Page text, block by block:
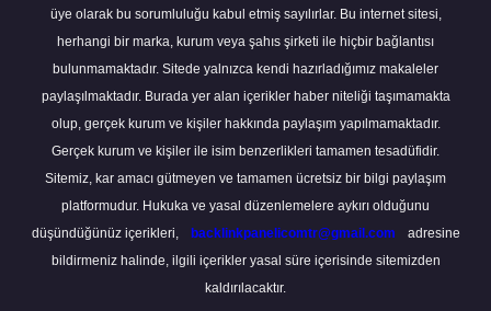
üye olarak bu sorumluluğu kabul etmiş sayılırlar. Bu internet sitesi,
herhangi bir marka, kurum veya şahıs şirketi ile hiçbir bağlantısı
bulunmamaktadır. Sitede yalnızca kendi hazırladığımız makaleler
paylaşılmaktadır. Burada yer alan içerikler haber niteliği taşımamakta
olup, gerçek kurum ve kişiler hakkında paylaşım yapılmamaktadır.
Gerçek kurum ve kişiler ile isim benzerlikleri tamamen tesadüfidir.
Sitemiz, kar amacı gütmeyen ve tamamen ücretsiz bir bilgi paylaşım
platformudur. Hukuka ve yasal düzenlemelere aykırı olduğunu
düşündüğünüz içerikleri,
backlinkpanelicomtr@gmail.com
adresine
bildirmeniz halinde, ilgili içerikler yasal süre içerisinde sitemizden
kaldırılacaktır.